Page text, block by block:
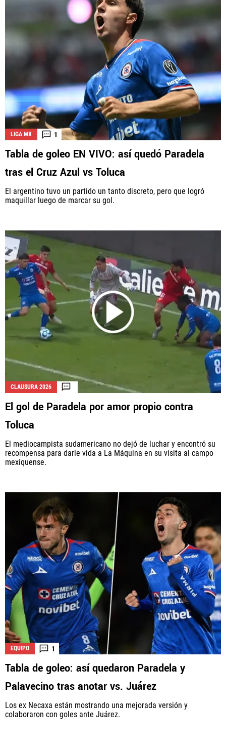
LIGA MX 1
Tabla de goleo EN VIVO: así quedó Paradela
tras el Cruz Azul vs Toluca
El argentino tuvo un partido un tanto discreto, pero que logró
maquillar luego de marcar su gol.
CLAUSURA 2026
El gol de Paradela por amor propio contra
Toluca
El mediocampista sudamericano no dejó de luchar y encontró su
recompensa para darle vida a La Máquina en su visita al campo
mexiquense.
EQUIPO 1
Tabla de goleo: así quedaron Paradela y
Palavecino tras anotar vs. Juárez
Los ex Necaxa están mostrando una mejorada versión y
colaboraron con goles ante Juárez.